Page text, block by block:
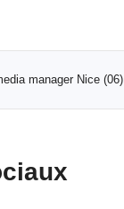
manager Nice (06)